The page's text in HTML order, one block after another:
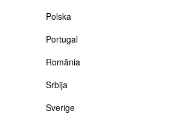
Polska
Portugal
România
Srbija
Sverige